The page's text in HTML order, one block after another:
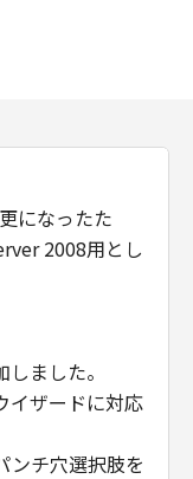
になったた
2008用とし
ました。
イザードに対応
ンチ穴選択肢を